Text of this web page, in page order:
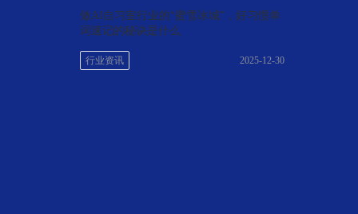
做AI自习室行业的“蜜雪冰城”，好习惯单
词速记的秘诀是什么
行业资讯 2025-12-30